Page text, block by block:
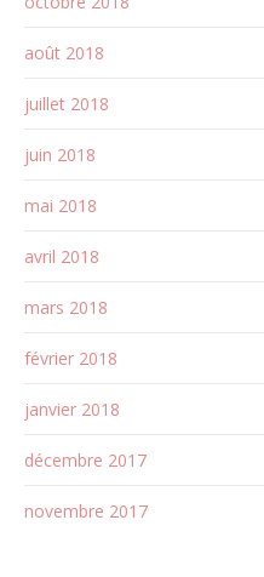
août 2018
juillet 2018
juin 2018
mai 2018
avril 2018
mars 2018
février 2018
janvier 2018
décembre 2017
novembre 2017